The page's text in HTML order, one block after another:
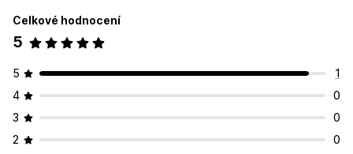
Celkové hodnocení
5
5
1
4
0
3
0
2
0